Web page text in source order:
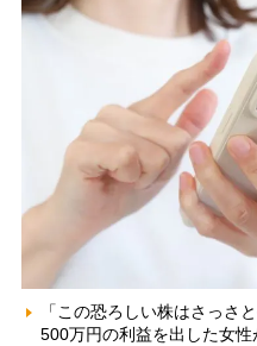
「この恐ろしい株はさっさ
500万円の利益を出した女性